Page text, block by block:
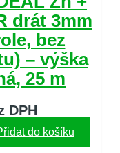
drát 3mm
bez
– výška
25 m
DPH
do košíku